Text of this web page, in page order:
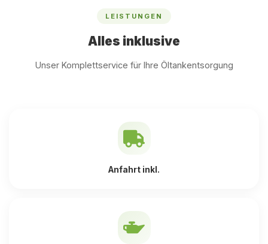
LEISTUNGEN
Alles inklusive
Unser Komplettservice für Ihre Öltankentsorgung
Anfahrt inkl.